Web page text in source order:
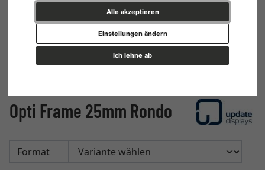
Alle akzeptieren
Ich lehne ab
Einstellungen ändern
Opti Frame 25mm Rondo
Format